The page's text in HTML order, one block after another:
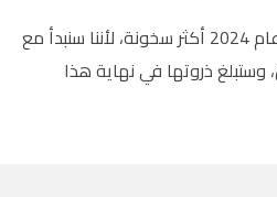
وقال: "لكننا نتوقع أن يكون عام 2024 أكثر سخونة، لأننا سنبدأ مع
وستبلغ ذروتها في نهاية هذا